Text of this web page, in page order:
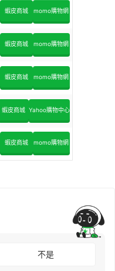
蝦皮商城 momo購物網
蝦皮商城 momo購物網
蝦皮商城 momo購物網
蝦皮商城 Yahoo購物中心
蝦皮商城 momo購物網
不是